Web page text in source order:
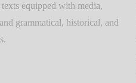
equipped with media,
grammatical, historical, and